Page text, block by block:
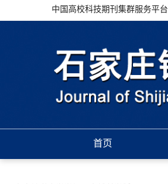
中国高校科技期刊集群服务平台
首页